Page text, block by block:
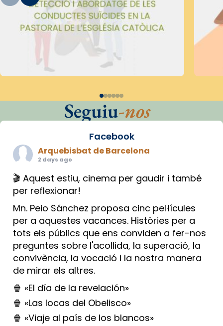
Seguiu-nos
Facebook
Arquebisbat de Barcelona
2 days ago
🎬 Aquest estiu, cinema per gaudir i també
per reflexionar!
Mn. Peio Sánchez proposa cinc pel·lícules
per a aquestes vacances. Històries per a
tots els públics que ens conviden a fer-nos
preguntes sobre l'acollida, la superació, la
convivència, la vocació i la nostra manera
de mirar els altres.
🍿 «El día de la revelación»
🍿 «Las locas del Obelisco»
🍿 «Viaje al país de los blancos»